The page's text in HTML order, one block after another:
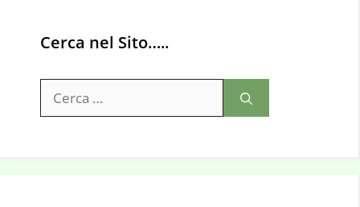
Cerca nel Sito…..
per: